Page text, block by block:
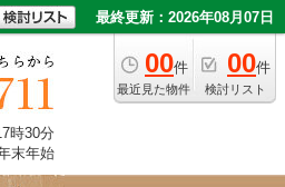
最終更新：2026年08月07日
00件
最近見た物件
00件
検討リスト
時30分
末年始